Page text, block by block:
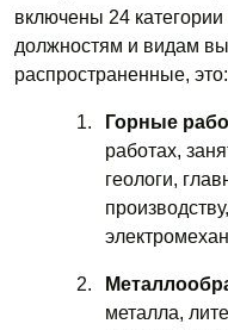
включены 24
должностям и видам
распространенные, это:
Горные
работах,
геологи,
металла,